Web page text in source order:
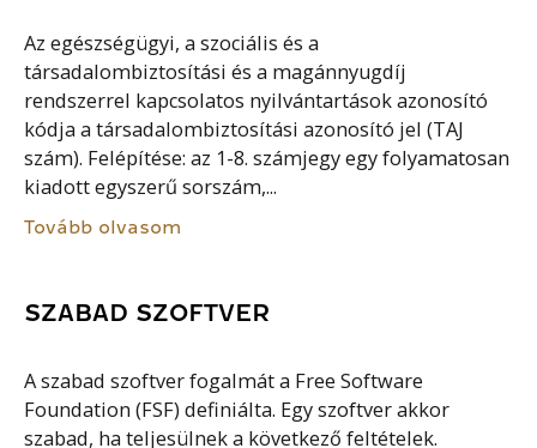
Az egészségügyi, a szociális és a
társadalombiztosítási és a magánnyugdíj
rendszerrel kapcsolatos nyilvántartások azonosító
kódja a társadalombiztosítási azonosító jel (TAJ
szám). Felépítése: az 1-8. számjegy egy folyamatosan
kiadott egyszerű sorszám,...
Tovább olvasom
SZABAD SZOFTVER
A szabad szoftver fogalmát a Free Software
Foundation (FSF) definiálta. Egy szoftver akkor
szabad, ha teljesülnek a következő feltételek.